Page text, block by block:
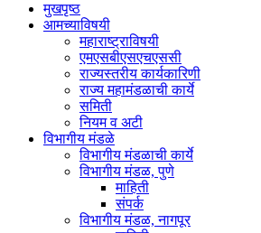
मुखपृष्ठ
आमच्याविषयी
महाराष्ट्राविषयी
एमएसबीएसएचएससी
राज्यस्तरीय कार्यकारिणी
राज्य महामंडळाची कार्ये
समिती
नियम व अटी
विभागीय मंडळे
विभागीय मंडळाची कार्ये
विभागीय मंडळ, पुणे
माहिती
संपर्क
विभागीय मंडळ, नागपूर